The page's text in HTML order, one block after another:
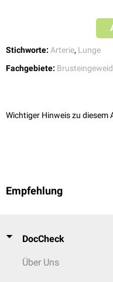
Die linke Pulmonalarterie
Arteria lobaris inferior
Stichworte: Arterie, Lunge
Fachgebiete:
Wichtiger Hinweis zu diesem
Empfehlung
DocCheck
Über Uns